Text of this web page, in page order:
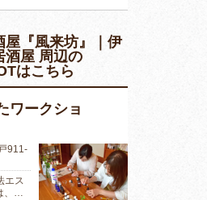
屋『風来坊』｜伊
酒屋 周辺の
はこちら
ワークショ
911-
エス
、…